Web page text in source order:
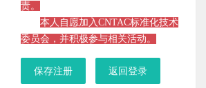
责。
本人自愿加入CNTAC标准化技术
委员会，并积极参与相关活动。
保存注册 返回登录